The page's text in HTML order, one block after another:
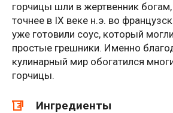
горчицы шли в жертвенник
точнее в IX веке н.э. во
уже готовили соус, который
простые грешники. Именно
кулинарный мир обогатился
горчицы.
Ингредиенты